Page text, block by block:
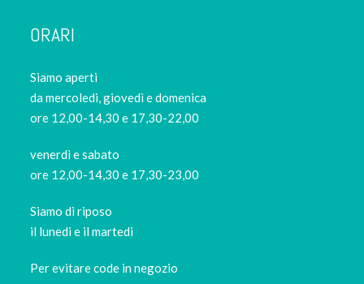
ORARI
Siamo aperti
da mercoledi, giovedì e domenica
ore 12,00-14,30 e 17,30-22,00
venerdì e sabato
ore 12,00-14,30 e 17,30-23,00
Siamo di riposo
il lunedi e il martedi
Per evitare code in negozio